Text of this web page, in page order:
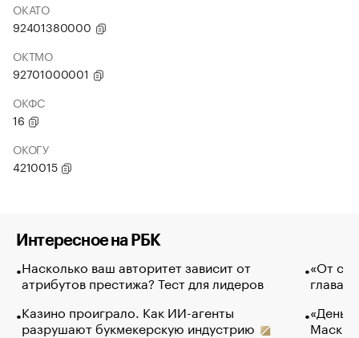
ОКАТО
92401380000
ОКТМО
92701000001
ОКФС
16
ОКОГУ
4210015
Интересное на РБК
Насколько ваш авторитет зависит от
атрибутов престижа? Тест для лидеров
Казино проиграло. Как ИИ-агенты
разрушают букмекерскую индустрию
«От
глава
Маск в